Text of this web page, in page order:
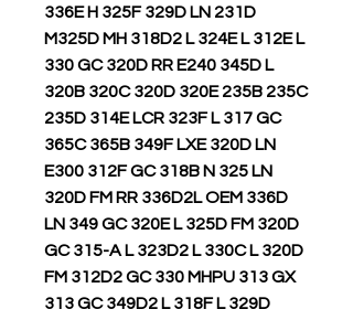
336E H 325F 329D LN 231D
M325D MH 318D2 L 324E L 312E L
330 GC 320D RR E240 345D L
320B 320C 320D 320E 235B 235C
235D 314E LCR 323F L 317 GC
365C 365B 349F LXE 320D LN
E300 312F GC 318B N 325 LN
320D FM RR 336D2L OEM 336D
LN 349 GC 320E L 325D FM 320D
GC 315-A L 323D2 L 330C L 320D
FM 312D2 GC 330 MHPU 313 GX
313 GC 349D2 L 318F L 329D